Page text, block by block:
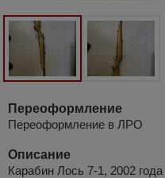
Переоформление
Переоформление в ЛРО
Описание
Карабин Лось 7-1, 2002